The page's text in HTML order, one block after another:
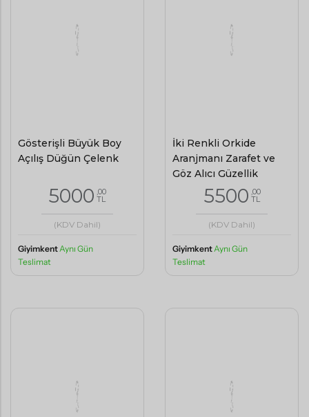
Gösterişli Büyük Boy
Açılış Düğün Çelenk
5000 ,00
TL
(KDV Dahil)
Giyimkent Aynı Gün
Teslimat
İki Renkli Orkide
Aranjmanı Zarafet ve
Göz Alıcı Güzellik
5500 ,00
TL
(KDV Dahil)
Giyimkent Aynı Gün
Teslimat